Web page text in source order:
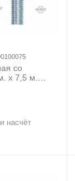
со
х 7,5 м.
арт.
насчёт